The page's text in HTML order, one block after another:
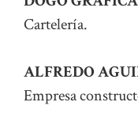
Cartelería.
ALFREDO
Empresa